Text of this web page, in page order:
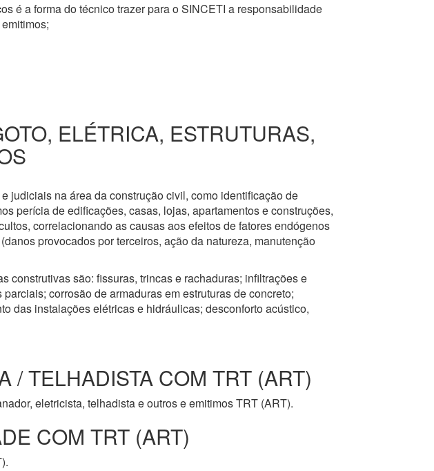
é a forma do técnico trazer para o SINCETI a responsabilidade
ELÉTRICA, ESTRUTURAS,
judiciais na área da construção civil, como identificação de
perícia de edificações, casas, lojas, apartamentos e construções,
correlacionando as causas aos efeitos de fatores endógenos
provocados por terceiros, ação da natureza, manutenção
construtivas são: fissuras, trincas e rachaduras; infiltrações e
corrosão de armaduras em estruturas de concreto;
das instalações elétricas e hidráulicas; desconforto acústico,
/ TELHADISTA COM TRT (ART)
eletricista, telhadista e outros e emitimos TRT (ART).
COM TRT (ART)